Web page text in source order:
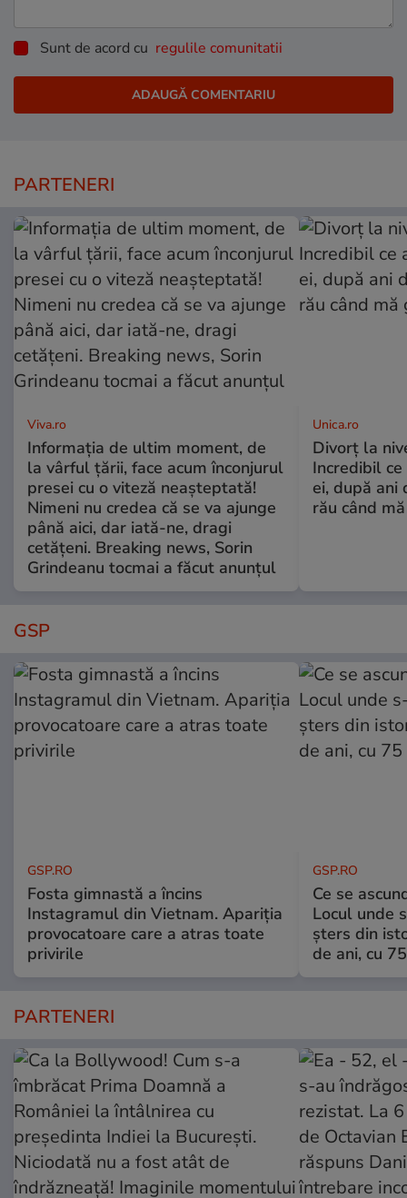
Sunt de acord cu regulile comunitatii
PARTENERI
Viva.ro
Informația de ultim moment, de
la vârful țării, face acum înconjurul
presei cu o viteză neașteptată!
Nimeni nu credea că se va ajunge
până aici, dar iată-ne, dragi
cetățeni. Breaking news, Sorin
Grindeanu tocmai a făcut anunțul
Unica.ro
Divorț la
Incredibil
ei, după ani
rău când
GSP
GSP.RO
Fosta gimnastă a încins
Instagramul din Vietnam. Apariția
provocatoare care a atras toate
privirile
GSP.RO
Ce se
Locul unde
șters din
de ani, cu
PARTENERI